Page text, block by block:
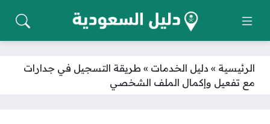
الرئيسية » دليل الخدمات » طريقة التسجيل في جدارات
مع تفعيل وإكمال الملف الشخصي